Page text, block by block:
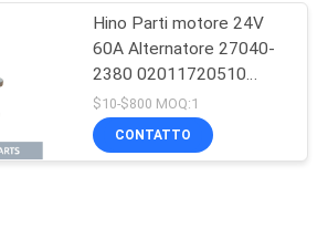
Hino Parti motore 24V
60A Alternatore 27040-
2380 02011720510
270402380 Utilizzo per
camion HINO 700
PROFIA E13C
$10-$800 MOQ:1
CONTATTO